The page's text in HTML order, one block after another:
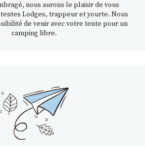
nous aurons le plaisir de vous
Lodges, trappeur et yourte. Nous
de venir avec votre tente pour un
camping libre.